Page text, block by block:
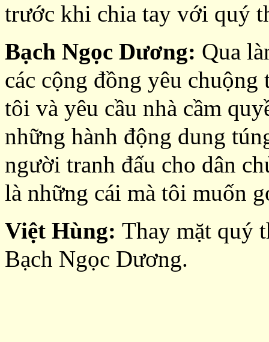
trước khi chia tay với quý
Bạch Ngọc Dương: Qua
các cộng đồng yêu
tôi và yêu cầu nhà cầm
những hành động dung
người tranh đấu cho dân
là những cái mà tôi muốn
Việt Hùng: Thay mặt quý
Bạch Ngọc Dương.